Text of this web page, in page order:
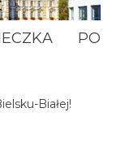
PO
Białej!